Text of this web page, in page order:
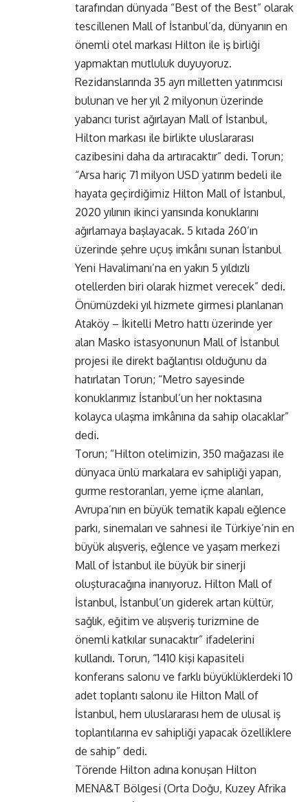
tarafından dünyada “Best of the Best” olarak
tescillenen Mall of İstanbul’da, dünyanın en
önemli otel markası Hilton ile iş birliği
yapmaktan mutluluk duyuyoruz.
Rezidanslarında 35 ayrı milletten yatırımcısı
bulunan ve her yıl 2 milyonun üzerinde
yabancı turist ağırlayan Mall of İstanbul,
Hilton markası ile birlikte uluslararası
cazibesini daha da artıracaktır” dedi. Torun;
“Arsa hariç 71 milyon USD yatırım bedeli ile
hayata geçirdiğimiz Hilton Mall of İstanbul,
2020 yılının ikinci yarısında konuklarını
ağırlamaya başlayacak. 5 kıtada 260’ın
üzerinde şehre uçuş imkânı sunan İstanbul
Yeni Havalimanı’na en yakın 5 yıldızlı
otellerden biri olarak hizmet verecek” dedi.
Önümüzdeki yıl hizmete girmesi planlanan
Ataköy – İkitelli Metro hattı üzerinde yer
alan Masko istasyonunun Mall of İstanbul
projesi ile direkt bağlantısı olduğunu da
hatırlatan Torun; “Metro sayesinde
konuklarımız İstanbul’un her noktasına
kolayca ulaşma imkânına da sahip olacaklar”
dedi.
Torun; “Hilton otelimizin, 350 mağazası ile
dünyaca ünlü markalara ev sahipliği yapan,
gurme restoranları, yeme içme alanları,
Avrupa’nın en büyük tematik kapalı eğlence
parkı, sinemaları ve sahnesi ile Türkiye’nin en
büyük alışveriş, eğlence ve yaşam merkezi
Mall of İstanbul ile büyük bir sinerji
oluşturacağına inanıyoruz. Hilton Mall of
İstanbul, İstanbul’un giderek artan kültür,
sağlık, eğitim ve alışveriş turizmine de
önemli katkılar sunacaktır” ifadelerini
kullandı. Torun, “1410 kişi kapasiteli
konferans salonu ve farklı büyüklüklerdeki 10
adet toplantı salonu ile Hilton Mall of
İstanbul, hem uluslararası hem de ulusal iş
toplantılarına ev sahipliği yapacak özelliklere
de sahip” dedi.
Törende Hilton adına konuşan Hilton
MENA&T Bölgesi (Orta Doğu, Kuzey Afrika